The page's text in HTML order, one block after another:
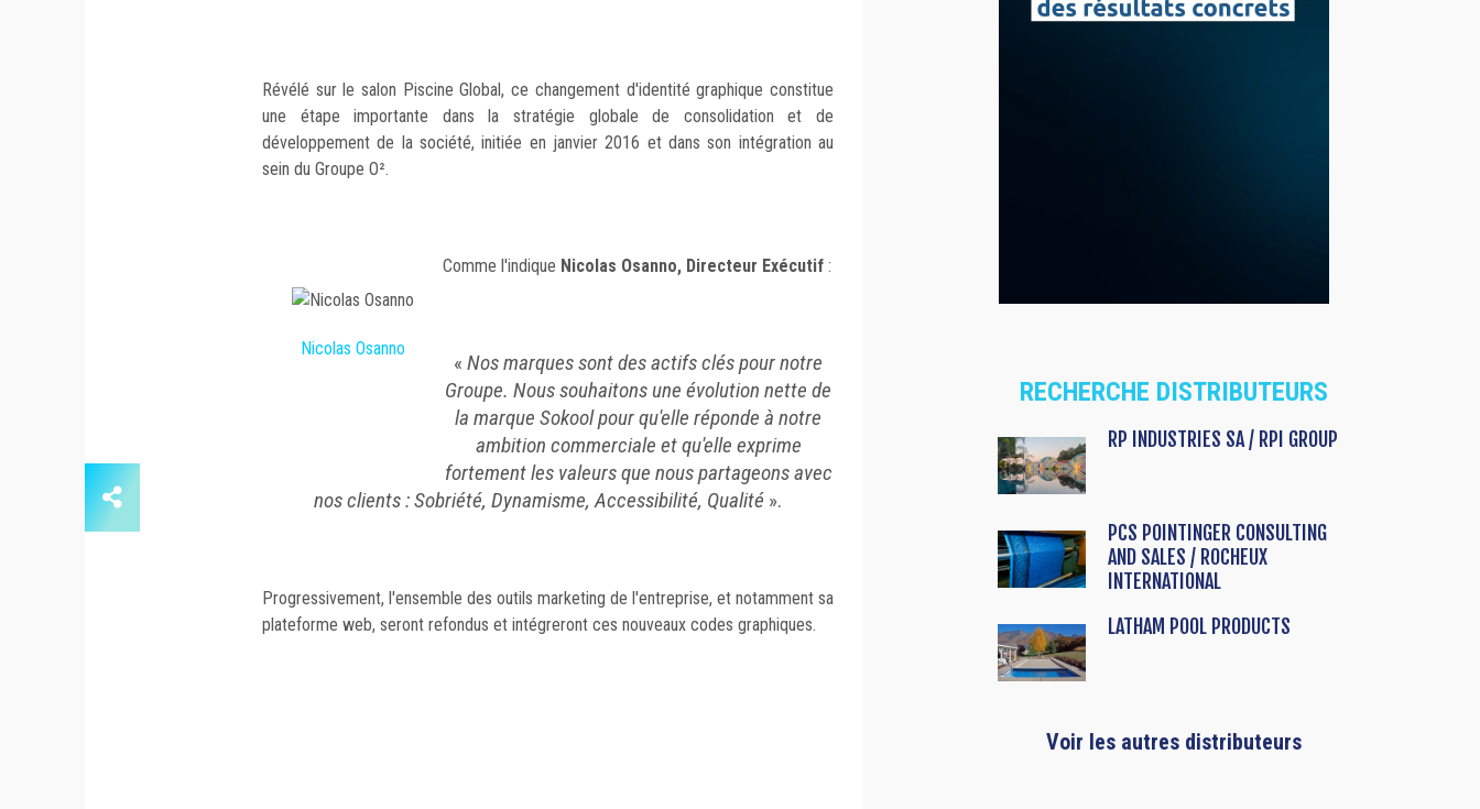
Révélé sur le salon Piscine Global, ce changement d'identité graphique constitue
une étape importante dans la stratégie globale de consolidation et de
développement de la société, initiée en janvier 2016 et dans son intégration au
sein du Groupe O².
Nicolas Osanno
Comme l'indique Nicolas Osanno, Directeur Exécutif :
« Nos marques sont des actifs clés pour notre
Groupe. Nous souhaitons une évolution nette de
la marque Sokool pour qu'elle réponde à notre
ambition commerciale et qu'elle exprime
fortement les valeurs que nous partageons avec
nos clients : Sobriété, Dynamisme, Accessibilité, Qualité ».
Progressivement, l'ensemble des outils marketing de l'entreprise, et notamment sa
plateforme web, seront refondus et intégreront ces nouveaux codes graphiques.
RECHERCHE DISTRIBUTEURS
RP INDUSTRIES SA / RPI GROUP
PCS POINTINGER CONSULTING
AND SALES / ROCHEUX
INTERNATIONAL
LATHAM POOL PRODUCTS
Voir les autres distributeurs